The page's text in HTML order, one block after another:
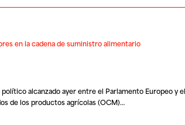
en la cadena de suministro alimentario
alcanzado ayer entre el Parlamento Europeo y
de los productos agrícolas (OCM)…